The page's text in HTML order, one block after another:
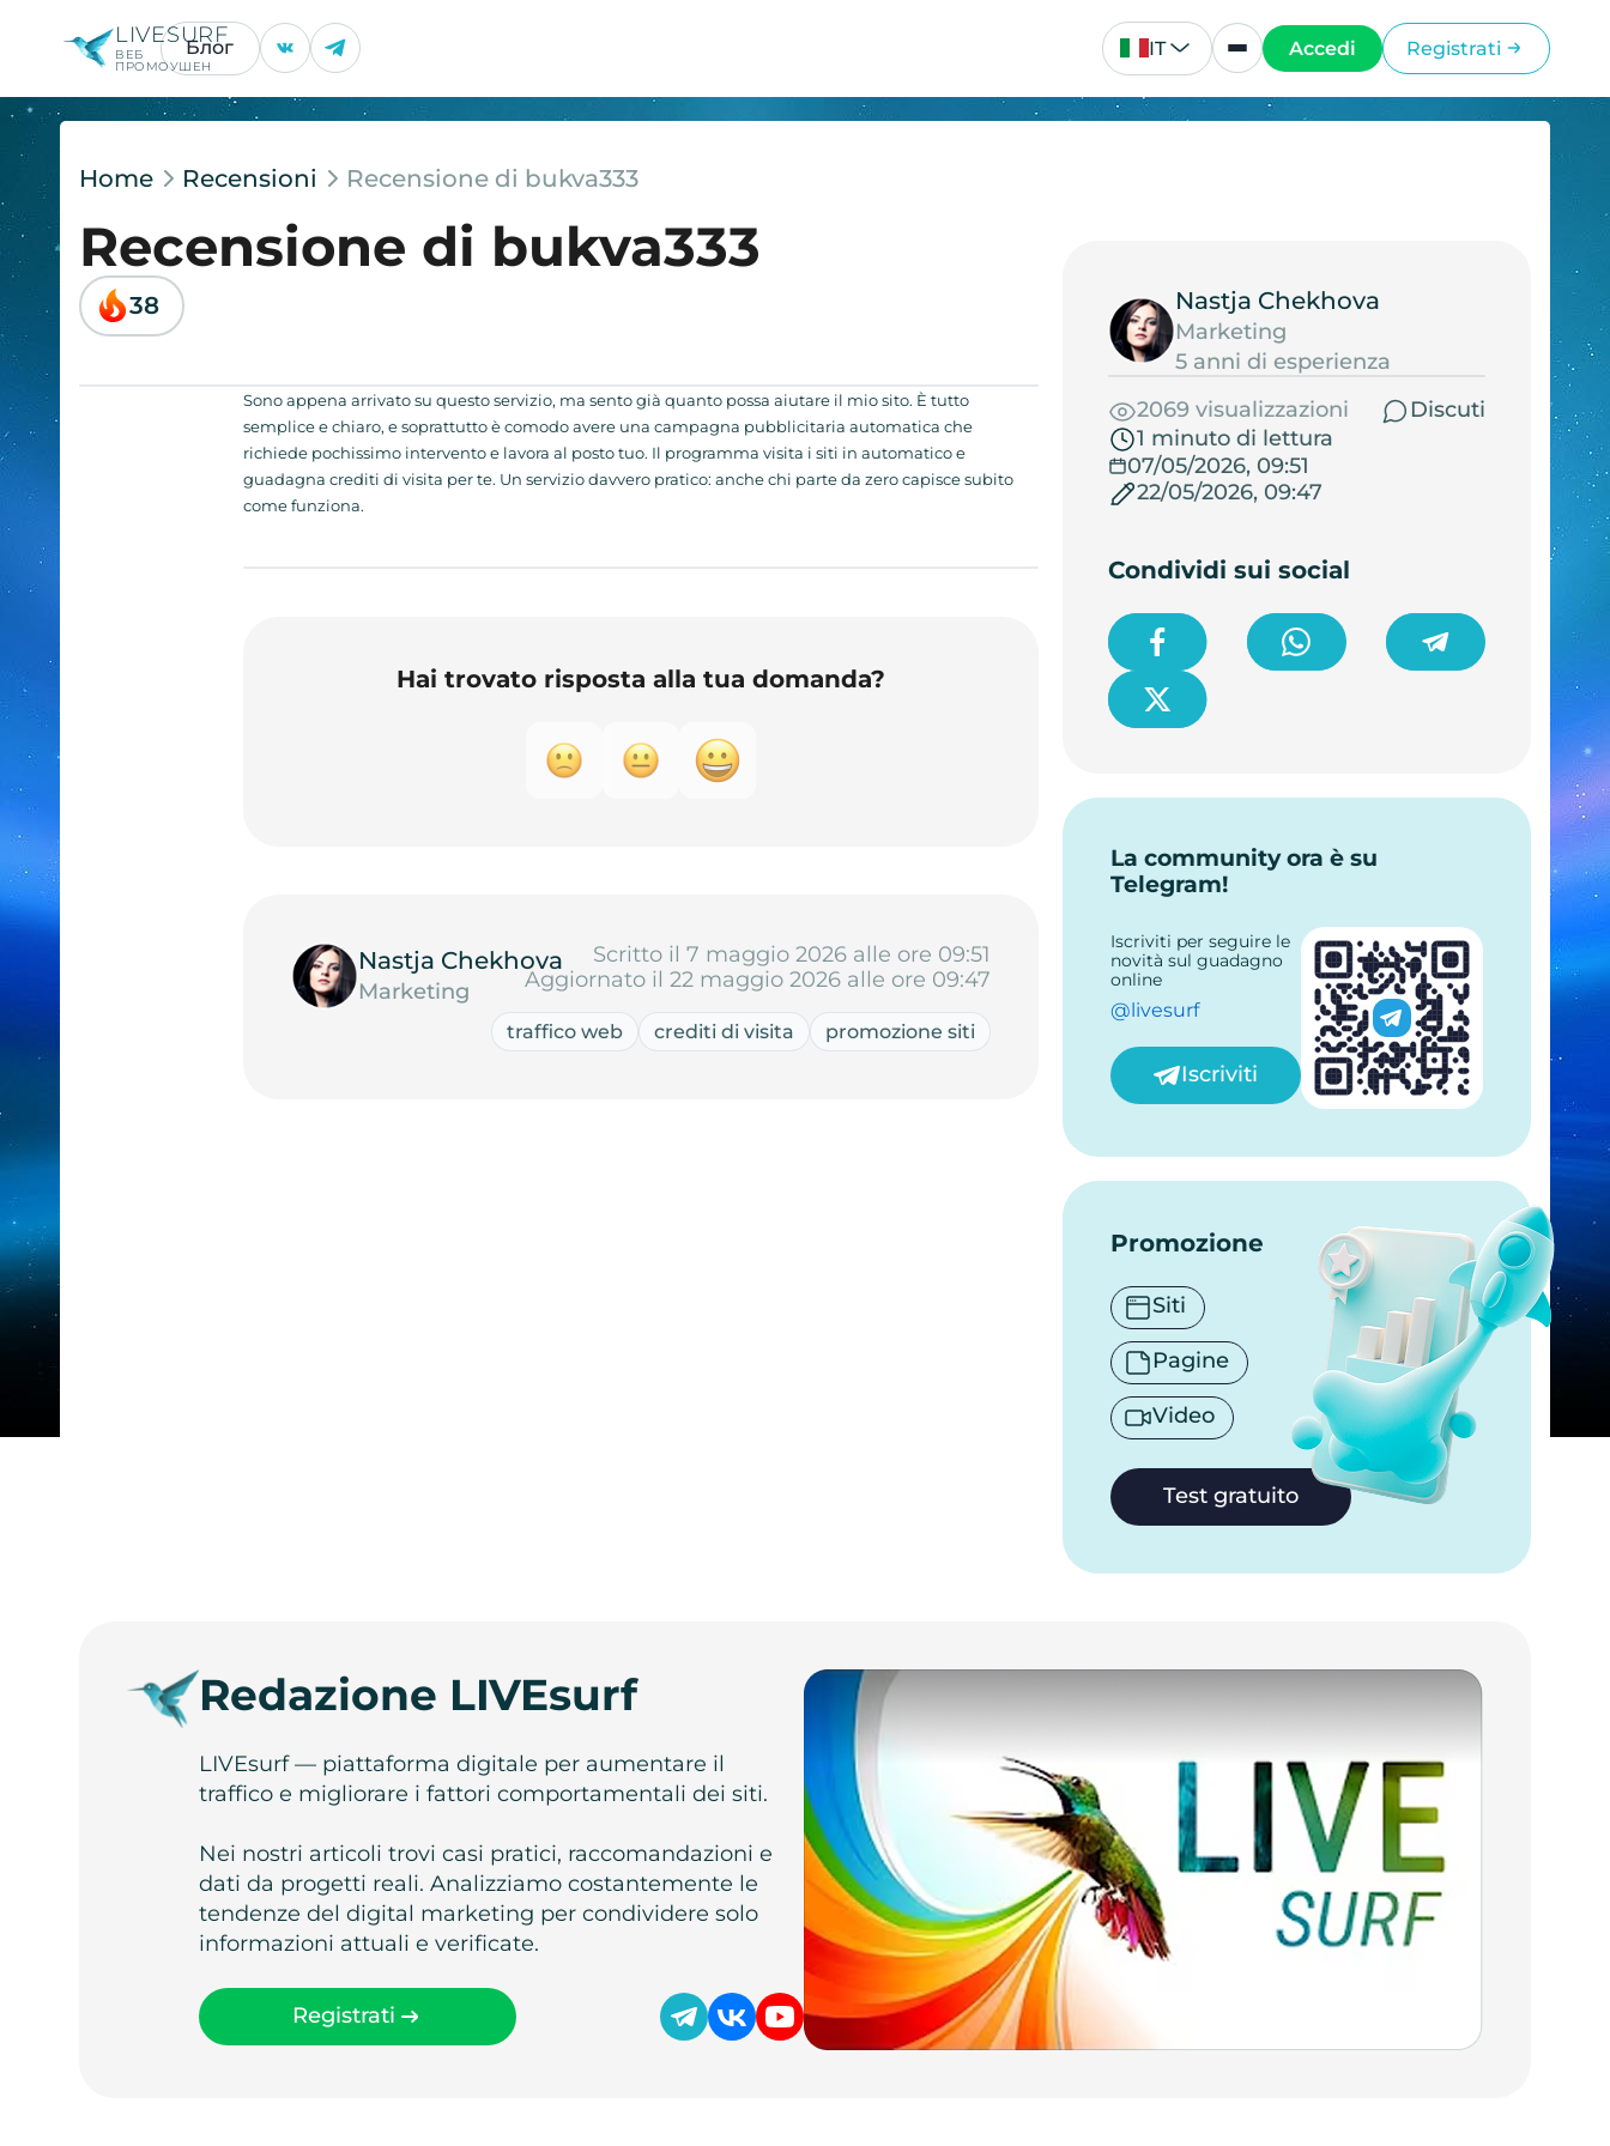
LIVESURF
ВЕБ
ПРОМОУШЕН
Блог IT Accedi Registrati
Home Recensioni Recensione di bukva333
Recensione di bukva333
38
Sono appena arrivato su questo servizio, ma sento già quanto possa aiutare il mio sito. È tutto
semplice e chiaro, e soprattutto è comodo avere una campagna pubblicitaria automatica che
richiede pochissimo intervento e lavora al posto tuo. Il programma visita i siti in automatico e
guadagna crediti di visita per te. Un servizio davvero pratico: anche chi parte da zero capisce subito
come funziona.
Hai trovato risposta alla tua domanda?
Nastja Chekhova
Marketing
Scritto il 7 maggio 2026 alle ore 09:51
Aggiornato il 22 maggio 2026 alle ore 09:47
traffico web crediti di visita promozione siti
Nastja Chekhova
Marketing
5 anni di esperienza
2069 visualizzazioni
Discuti
1 minuto di lettura
07/05/2026, 09:51
22/05/2026, 09:47
Condividi sui social
La community ora è su
Telegram!
Iscriviti per seguire le
novità sul guadagno
online
@livesurf
Iscriviti
Promozione
Siti
Pagine
Video
Test gratuito
Redazione LIVEsurf
LIVEsurf — piattaforma digitale per aumentare il
traffico e migliorare i fattori comportamentali dei siti.
Nei nostri articoli trovi casi pratici, raccomandazioni e
dati da progetti reali. Analizziamo costantemente le
tendenze del digital marketing per condividere solo
informazioni attuali e verificate.
Registrati